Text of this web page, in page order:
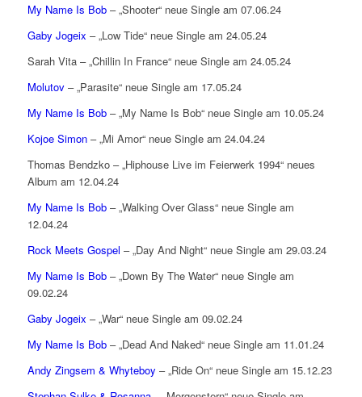
My Name Is Bob– „Shooter“ neue Single am 07.06.24
Gaby Jogeix – „Low Tide“ neue Single am 24.05.24
Sarah Vita – „Chillin In France“ neue Single am 24.05.24
Molutov– „Parasite“ neue Single am 17.05.24
My Name Is Bob– „My Name Is Bob“ neue Single am 10.05.24
Kojoe Simon– „Mi Amor“ neue Single am 24.04.24
Thomas Bendzko – „Hiphouse Live im Feierwerk 1994“ neues
Album am 12.04.24
My Name Is Bob– „Walking Over Glass“ neue Single am
12.04.24
Rock Meets Gospel – „Day And Night“ neue Single am 29.03.24
My Name Is Bob– „Down By The Water“ neue Single am
09.02.24
Gaby Jogeix – „War“ neue Single am 09.02.24
My Name Is Bob– „Dead And Naked“ neue Single am 11.01.24
Andy Zingsem & Whyteboy – „Ride On“ neue Single am 15.12.23